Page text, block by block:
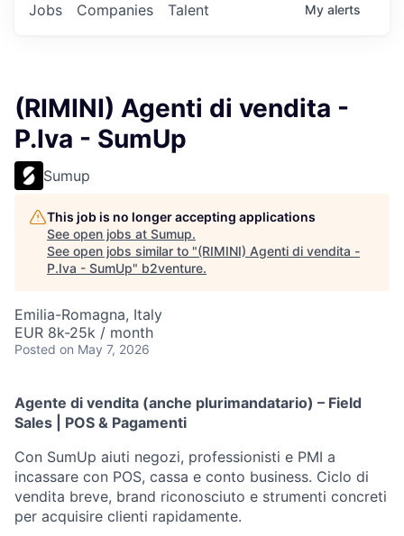
Jobs Companies Talent My alerts
(RIMINI) Agenti di vendita -
P.Iva - SumUp
Sumup
This job is no longer accepting applications
See open jobs at Sumup.
See open jobs similar to "(RIMINI) Agenti di vendita -
P.Iva - SumUp" b2venture.
Emilia-Romagna, Italy
EUR 8k-25k / month
Posted on May 7, 2026
Agente di vendita (anche plurimandatario) – Field
Sales | POS & Pagamenti
Con SumUp aiuti negozi, professionisti e PMI a
incassare con POS, cassa e conto business. Ciclo di
vendita breve, brand riconosciuto e strumenti concreti
per acquisire clienti rapidamente.